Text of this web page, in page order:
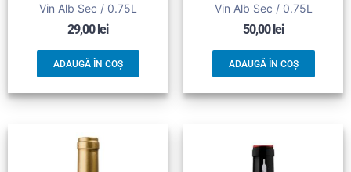
Vin Alb Sec / 0.75L
29,00lei
ADAUGĂ ÎN COȘ
Vin Alb Sec / 0.75L
50,00lei
ADAUGĂ ÎN COȘ